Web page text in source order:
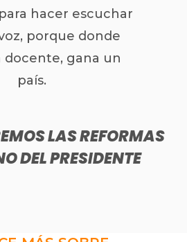
hacer escuchar
porque donde
docente, gana un
país.
LAS REFORMAS
DEL PRESIDENTE